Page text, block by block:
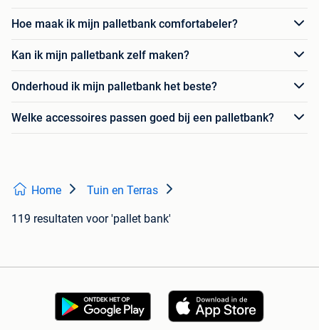
Hoe maak ik mijn palletbank comfortabeler?
Kan ik mijn palletbank zelf maken?
Onderhoud ik mijn palletbank het beste?
Welke accessoires passen goed bij een palletbank?
Home Tuin en Terras
119 resultaten voor 'pallet bank'